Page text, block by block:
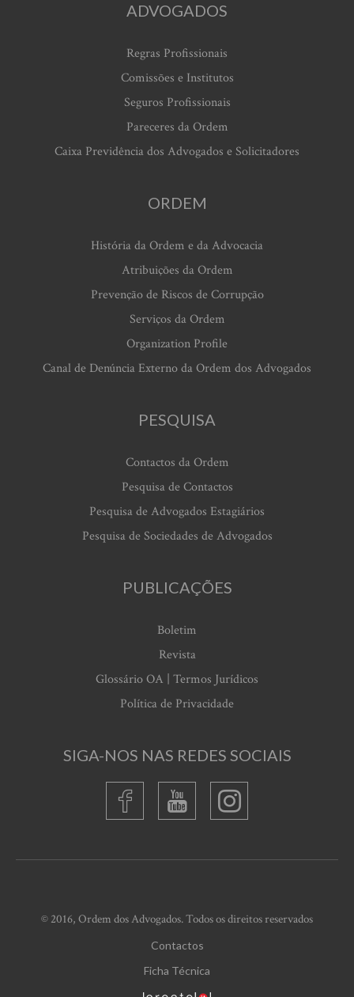
ADVOGADOS
Regras Profissionais
Comissões e Institutos
Seguros Profissionais
Pareceres da Ordem
Caixa Previdência dos Advogados e Solicitadores
ORDEM
História da Ordem e da Advocacia
Atribuições da Ordem
Prevenção de Riscos de Corrupção
Serviços da Ordem
Organization Profile
Canal de Denúncia Externo da Ordem dos Advogados
PESQUISA
Contactos da Ordem
Pesquisa de Contactos
Pesquisa de Advogados Estagiários
Pesquisa de Sociedades de Advogados
PUBLICAÇÕES
Boletim
Revista
Glossário OA | Termos Jurídicos
Política de Privacidade
SIGA-NOS NAS REDES SOCIAIS
© 2016, Ordem dos Advogados. Todos os direitos reservados
Contactos
Ficha Técnica